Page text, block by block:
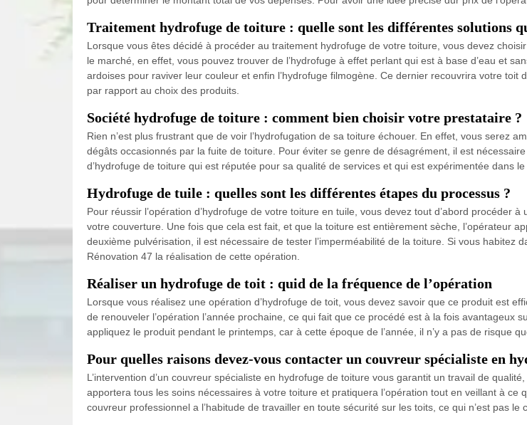
Traitement hydrofuge de toiture : quelle sont les différentes solutions
Lorsque vous êtes décidé à procéder au traitement hydrofuge de votre toiture, vous devez
le marché, en effet, vous pouvez trouver de l’hydrofuge à effet perlant qui est à base d’eau et
ardoises pour raviver leur couleur et enfin l’hydrofuge filmogène. Ce dernier recouvrira votre toit
par rapport au choix des produits.
Société hydrofuge de toiture : comment bien choisir votre prestataire ?
Rien n’est plus frustrant que de voir l’hydrofugation de sa toiture échouer. En effet, vous serez
dégâts occasionnés par la fuite de toiture. Pour éviter se genre de désagrément, il est
d’hydrofuge de toiture qui est réputée pour sa qualité de services et qui est expérimentée dans
Hydrofuge de tuile : quelles sont les différentes étapes du processus ?
Pour réussir l’opération d’hydrofuge de votre toiture en tuile, vous devez tout d’abord procéder
votre couverture. Une fois que cela est fait, et que la toiture est entièrement sèche, l’opérateur
deuxième pulvérisation, il est nécessaire de tester l’imperméabilité de la toiture. Si vous habitez
Rénovation 47 la réalisation de cette opération.
Réaliser un hydrofuge de toit : quid de la fréquence de l’opération
Lorsque vous réalisez une opération d’hydrofuge de toit, vous devez savoir que ce produit est
de renouveler l’opération l’année prochaine, ce qui fait que ce procédé est à la fois avantageux
appliquez le produit pendant le printemps, car à cette époque de l’année, il n’y a pas de risque
Pour quelles raisons devez-vous contacter un couvreur spécialiste en
L’intervention d’un couvreur spécialiste en hydrofuge de toiture vous garantit un travail de
apportera tous les soins nécessaires à votre toiture et pratiquera l’opération tout en veillant à
couvreur professionnel a l’habitude de travailler en toute sécurité sur les toits, ce qui n’est pas le